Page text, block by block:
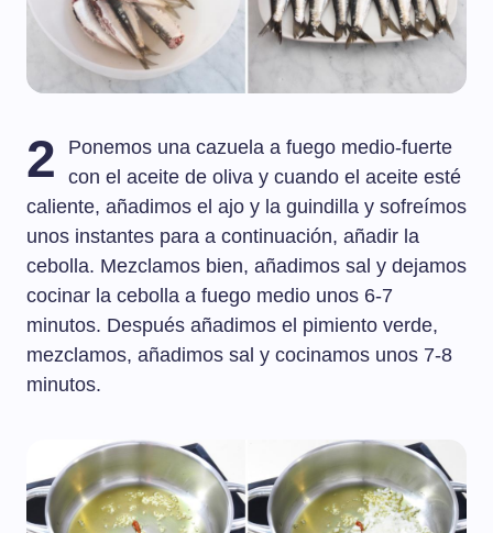
2
Ponemos una cazuela a fuego medio-fuerte
con el aceite de oliva y cuando el aceite esté
caliente, añadimos el ajo y la guindilla y sofreímos
unos instantes para a continuación, añadir la
cebolla. Mezclamos bien, añadimos sal y dejamos
cocinar la cebolla a fuego medio unos 6-7
minutos. Después añadimos el pimiento verde,
mezclamos, añadimos sal y cocinamos unos 7-8
minutos.